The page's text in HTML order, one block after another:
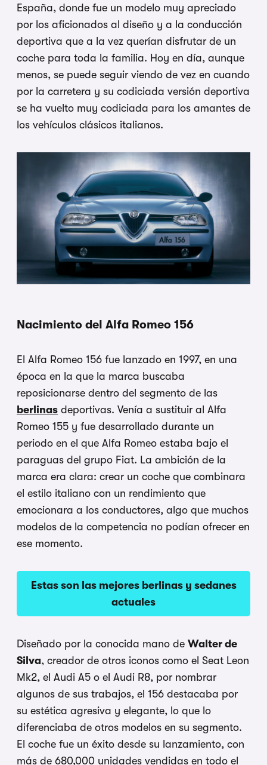
España, donde fue un modelo muy apreciado
por los aficionados al diseño y a la conducción
deportiva que a la vez querían disfrutar de un
coche para toda la familia. Hoy en día, aunque
menos, se puede seguir viendo de vez en cuando
por la carretera y su codiciada versión deportiva
se ha vuelto muy codiciada para los amantes de
los vehículos clásicos italianos.
Nacimiento del Alfa Romeo 156
El Alfa Romeo 156 fue lanzado en 1997, en una
época en la que la marca buscaba
reposicionarse dentro del segmento de las
berlinas deportivas. Venía a sustituir al Alfa
Romeo 155 y fue desarrollado durante un
periodo en el que Alfa Romeo estaba bajo el
paraguas del grupo Fiat. La ambición de la
marca era clara: crear un coche que combinara
el estilo italiano con un rendimiento que
emocionara a los conductores, algo que muchos
modelos de la competencia no podían ofrecer en
ese momento.
Estas son las mejores berlinas y sedanes
actuales
Diseñado por la conocida mano de Walter de
Silva, creador de otros iconos como el Seat Leon
Mk2, el Audi A5 o el Audi R8, por nombrar
algunos de sus trabajos, el 156 destacaba por
su estética agresiva y elegante, lo que lo
diferenciaba de otros modelos en su segmento.
El coche fue un éxito desde su lanzamiento, con
más de 680,000 unidades vendidas en todo el